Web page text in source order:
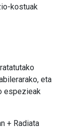
kostuak
eta
espezieak
+ Radiata